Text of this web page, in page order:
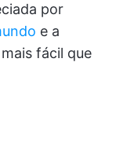
por
e a
fácil que